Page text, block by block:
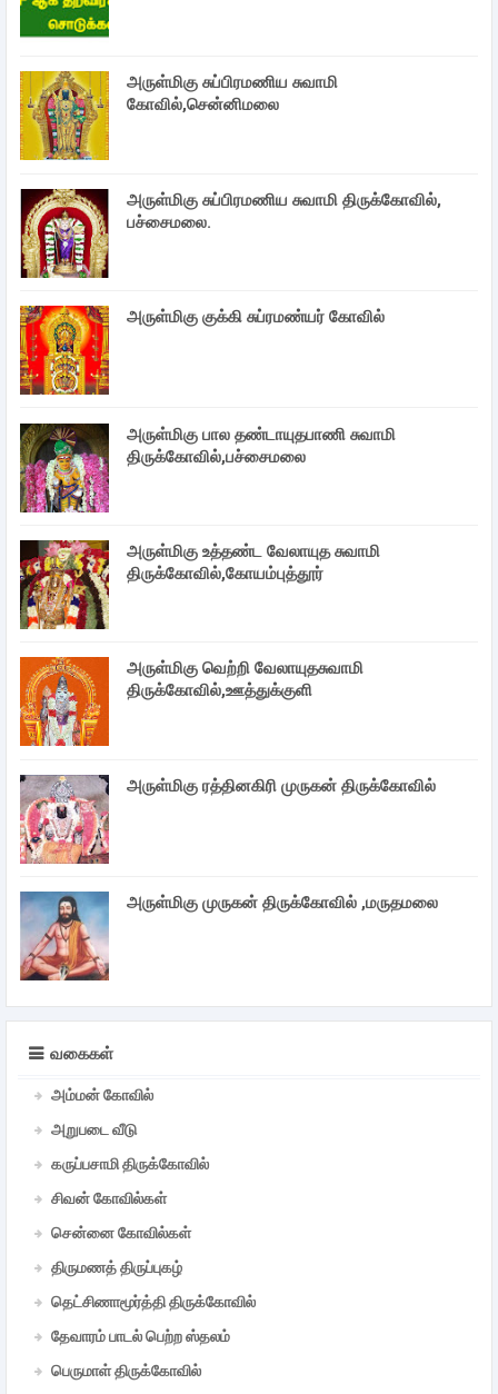
அருள்மிகு சுப்பிரமணிய சுவாமி
கோவில்,சென்னிமலை
அருள்மிகு சுப்பிரமணிய சுவாமி திருக்கோவில்,
பச்சைமலை.
அருள்மிகு குக்கி சுப்ரமண்யர் கோவில்
அருள்மிகு பால தண்டாயுதபாணி சுவாமி
திருக்கோவில்,பச்சைமலை
அருள்மிகு உத்தண்ட வேலாயுத சுவாமி
திருக்கோவில்,கோயம்புத்தூர்
அருள்மிகு வெற்றி வேலாயுதசுவாமி
திருக்கோவில்,ஊத்துக்குளி
அருள்மிகு ரத்தினகிரி முருகன் திருக்கோவில்
அருள்மிகு முருகன் திருக்கோவில் ,மருதமலை
வகைகள்
அம்மன் கோவில்
அறுபடை வீடு
கருப்பசாமி திருக்கோவில்
சிவன் கோவில்கள்
சென்னை கோவில்கள்
திருமணத் திருப்புகழ்
தெட்சிணாமூர்த்தி திருக்கோவில்
தேவாரம் பாடல் பெற்ற ஸ்தலம்
பெருமாள் திருக்கோவில்